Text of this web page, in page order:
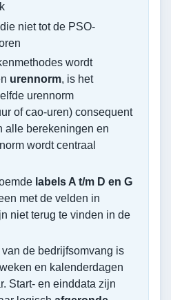
niet tot de PSO-
wordt
urennorm, is het
urennorm
of cao-uren) consequent
alle berekeningen en
wordt centraal
labels A t/m D en G
met de velden in
niet terug te vinden in de
de bedrijfsomvang is
en kalenderdagen
Start- en einddata zijn